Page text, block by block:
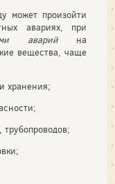
может произойти
авариях, при
аварийна
вещества, чаще
хранения;
трубопроводов;